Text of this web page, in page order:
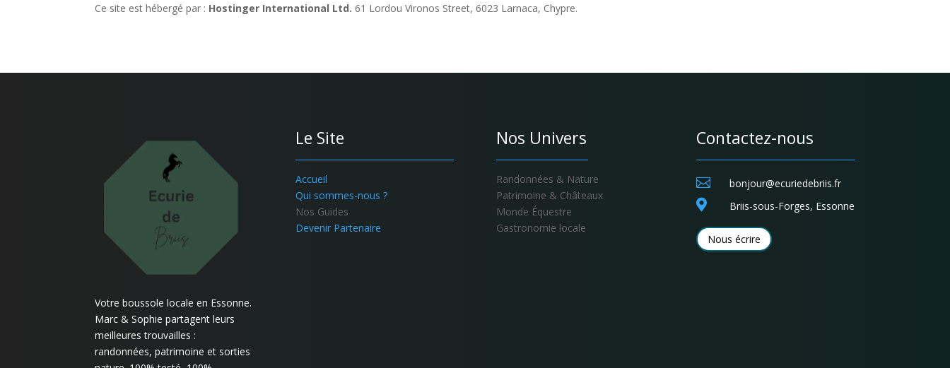
Ce site est hébergé par : Hostinger International Ltd. 61 Lordou Vironos Street, 6023 Larnaca, Chypre.
Votre boussole locale en Essonne.
Marc & Sophie partagent leurs
meilleures trouvailles :
randonnées, patrimoine et sorties
Le Site
Accueil
Qui sommes-nous ?
Nos Guides
Devenir Partenaire
Nos Univers
Randonnées & Nature
Patrimoine & Châteaux
Monde Équestre
Gastronomie locale
Contactez-nous
 bonjour@ecuriedebriis.fr
 Briis-sous-Forges, Essonne
Nous écrire